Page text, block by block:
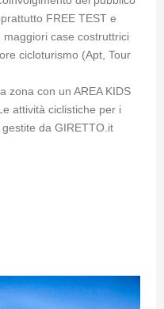
FREE TEST e
case costruttrici
cicloturismo (Apt, Tour
zona con un AREA KIDS
attività ciclistiche per i
da GIRETTO.it